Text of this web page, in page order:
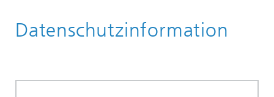
Datenschutzinformation